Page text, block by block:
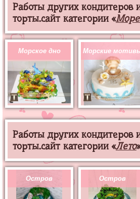
Работы других кондитеров
торты.сайт категории «
Морское дно Морские
Работы других кондитеров
торты.сайт категории «Лето»
Остров Остров